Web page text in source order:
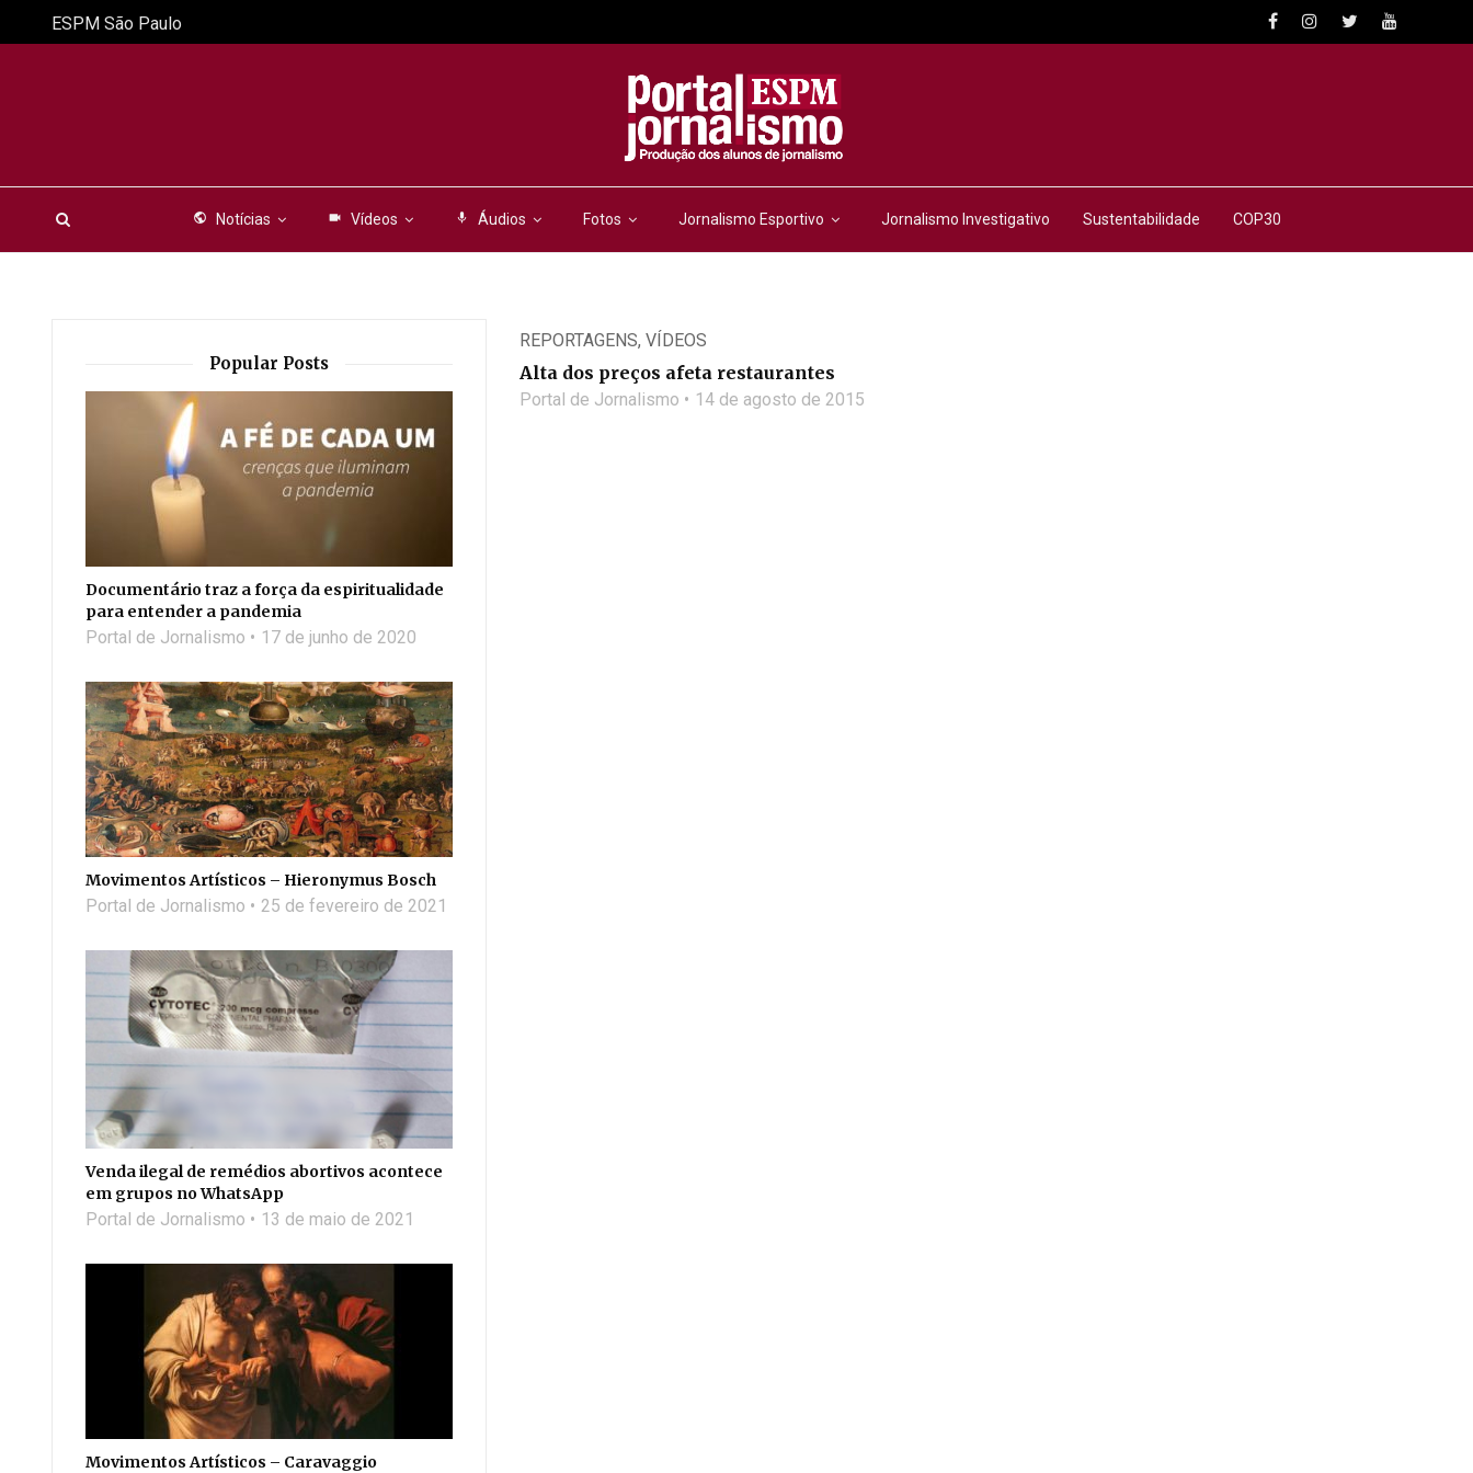
public Notícias videocam Vídeos mic Áudios Fotos Jornalismo Esportivo Jornalismo Investigativo Sustentabilidade COP30
ESPM São Paulo
REPORTAGENS, VÍDEOS
Alta dos preços afeta restaurantes
Portal de Jornalismo 14 de agosto de 2015
Popular Posts
Documentário traz a força da espiritualidade
para entender a pandemia
Portal de Jornalismo 17 de junho de 2020
Movimentos Artísticos – Hieronymus Bosch
Portal de Jornalismo 25 de fevereiro de 2021
Venda ilegal de remédios abortivos acontece
em grupos no WhatsApp
Portal de Jornalismo 13 de maio de 2021
Movimentos Artísticos – Caravaggio